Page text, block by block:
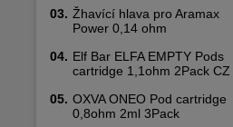
03. Žhavící hlava pro Aramax
Power 0,14 ohm
04. Elf Bar ELFA EMPTY Pods
cartridge 1,1ohm 2Pack CZ
05. OXVA ONEO Pod cartridge
0,8ohm 2ml 3Pack